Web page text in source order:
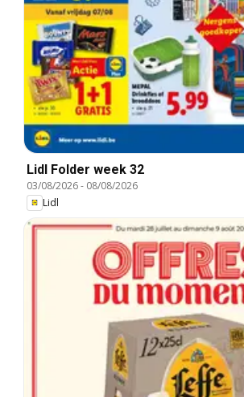
Lidl Folder week 32
03/08/2026- 08/08/2026
Lidl